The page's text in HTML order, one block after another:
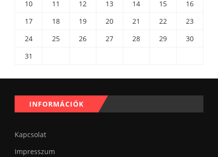
10
11 12 13 14 15
16
17
18 19 20 21 22
23
24
25 26 27 28 29
30
31
INFORMÁCIÓK
Kapcsolat
Impresszum